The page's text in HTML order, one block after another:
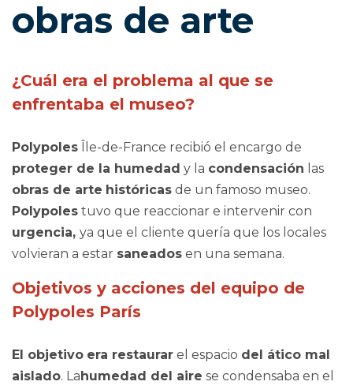
obras de arte
¿Cuál era el problema al que se
enfrentaba el museo?
Polypoles Île-de-France recibió el encargo de
proteger de la humedad y la condensación las
obras de arte históricas de un famoso museo.
Polypoles tuvo que reaccionar e intervenir con
urgencia, ya que el cliente quería que los locales
volvieran a estar saneados en una semana.
Objetivos y acciones del equipo de
Polypoles París
El objetivo era restaurar el espacio del ático mal
aislado. La humedad del aire se condensaba en el